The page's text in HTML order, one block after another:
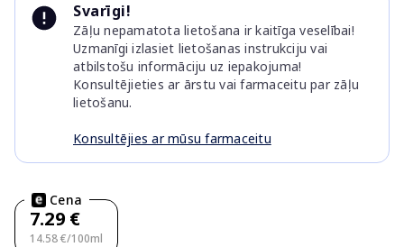
Svarīgi!
Zāļu nepamatota lietošana ir kaitīga veselībai!
Uzmanīgi izlasiet lietošanas instrukciju vai
atbilstošu informāciju uz iepakojuma!
Konsultējieties ar ārstu vai farmaceitu par zāļu
lietošanu.
Konsultējies ar mūsu farmaceitu
Cena
7.29 €
14.58 €/100ml